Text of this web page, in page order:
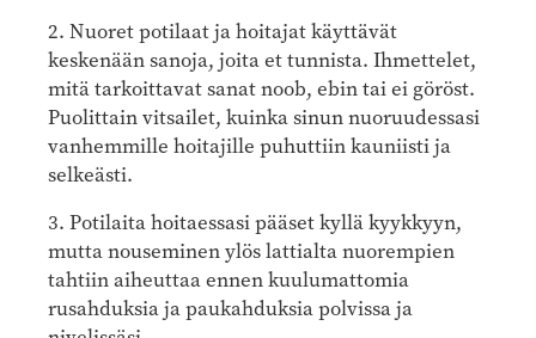
2. Nuoret potilaat ja hoitajat käyttävät
keskenään sanoja, joita et tunnista. Ihmettelet,
mitä tarkoittavat sanat noob, ebin tai ei göröst.
Puolittain vitsailet, kuinka sinun nuoruudessasi
vanhemmille hoitajille puhuttiin kauniisti ja
selkeästi.
3. Potilaita hoitaessasi pääset kyllä kyykkyyn,
mutta nouseminen ylös lattialta nuorempien
tahtiin aiheuttaa ennen kuulumattomia
rusahduksia ja paukahduksia polvissa ja